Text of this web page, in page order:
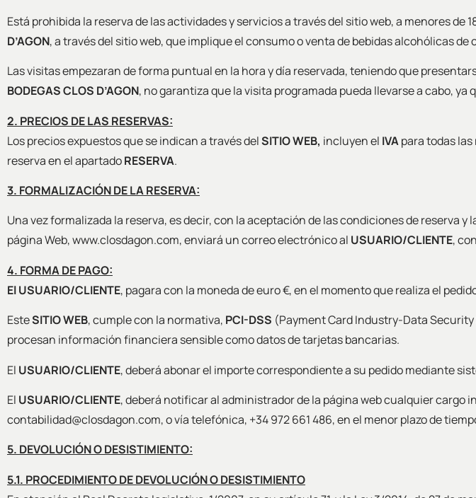
Está prohibida la reserva de las actividades y servicios a través del sitio web, a menores
D’AGON, a través del sitio web, que implique el consumo o venta de bebidas alcohólicas
Las visitas empezaran de forma puntual en la hora y día reservada, teniendo que
BODEGAS CLOS D’AGON, no garantiza que la visita programada pueda llevarse a cabo,
2. PRECIOS DE LAS RESERVAS:
Los precios expuestos que se indican a través delSITIO WEB, incluyen el IVApara todas
reserva en el apartadoRESERVA.
3. FORMALIZACIÓN DE LA RESERVA:
Una vez formalizada la reserva, es decir, con la aceptación de las condiciones de reserva
página Web, www.closdagon.com, enviará un correo electrónico al USUARIO/CLIENTE,
4. FORMA DE PAGO:
El USUARIO/CLIENTE, pagara con la moneda de euro €, en el momento que realiza el
EsteSITIO WEB, cumple con la normativa, PCI-DSS (Payment Card Industry-Data
procesan información financiera sensible como datos de tarjetas bancarias.
El USUARIO/CLIENTE, deberá abonar el importe correspondiente a su pedido mediante
El USUARIO/CLIENTE, deberá notificar al administrador de la página web cualquier
contabilidad@closdagon.com, o vía telefónica, +34 972 661 486, en el menor plazo de
5. DEVOLUCIÓN O DESISTIMIENTO:
5.1. PROCEDIMIENTO DE DEVOLUCIÓN O DESISTIMIENTO